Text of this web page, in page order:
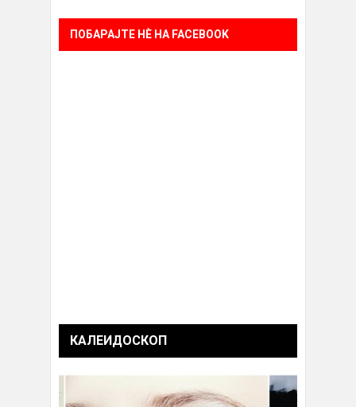
ПОБАРАЈТЕ НÈ НА FACEBOOK
КАЛЕИДОСКОП